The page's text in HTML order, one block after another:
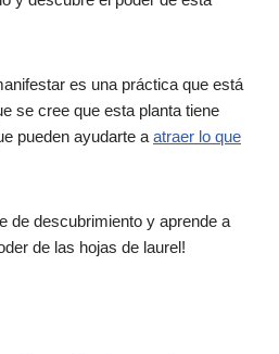
es una práctica que está
se cree que esta planta tiene
pueden ayudarte a atraer lo que
de descubrimiento y aprende a
de las hojas de laurel!